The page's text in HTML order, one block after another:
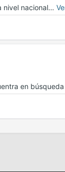
nivel nacional…
en